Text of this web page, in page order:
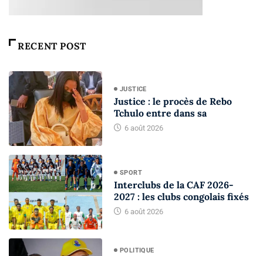
RECENT POST
JUSTICE
Justice : le procès de Rebo
Tchulo entre dans sa
6 août 2026
SPORT
Interclubs de la CAF 2026-
2027 : les clubs congolais fixés
6 août 2026
POLITIQUE